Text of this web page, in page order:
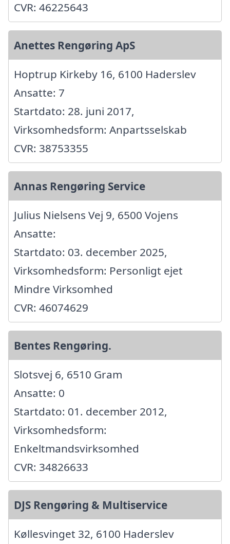
CVR: 46225643
Anettes Rengøring ApS
Hoptrup Kirkeby 16, 6100 Haderslev
Ansatte: 7
Startdato: 28. juni 2017,
Virksomhedsform: Anpartsselskab
CVR: 38753355
Annas Rengøring Service
Julius Nielsens Vej 9, 6500 Vojens
Ansatte:
Startdato: 03. december 2025,
Virksomhedsform: Personligt ejet
Mindre Virksomhed
CVR: 46074629
Bentes Rengøring.
Slotsvej 6, 6510 Gram
Ansatte: 0
Startdato: 01. december 2012,
Virksomhedsform:
Enkeltmandsvirksomhed
CVR: 34826633
DJS Rengøring & Multiservice
Køllesvinget 32, 6100 Haderslev